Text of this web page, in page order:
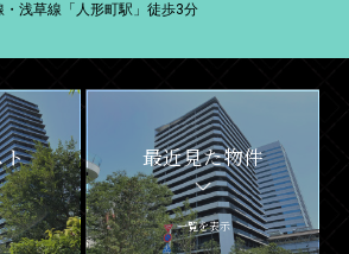
浅草線「人形町駅」徒歩3分
最近見た物件
一覧を表示